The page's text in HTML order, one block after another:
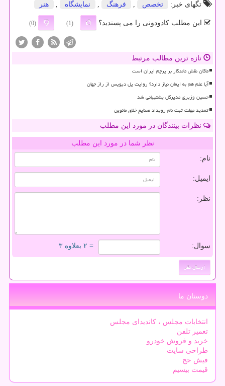
تگهای خبر:
تخصص , فرهنگ , نمایشگاه , هنر
این مطلب کادودونی را می پسندید؟ (1)
(0)
تازه ترین مطالب مرتبط
ماکان نقش ماندگار بر پرچم ایران است
آیا علم هم به ایمان نیاز دارد؟ روایت پل دیویس از راز جهان
حسین وزیری مدیرکل پشتیبانی شد
تمدید مهلت ثبت نام رویداد صنایع خلاق مانوین
نظرات بینندگان در مورد این مطلب
نظر شما در مورد این مطلب
نام:
ایمیل:
نظر:
سوال: = ۲ بعلاوه ۳
دوستان ما
انتخابات مجلس ، کاندیدای مجلس
تعمیر تلفن
خرید و فروش خودرو
طراحی سایت
فیش حج
قیمت بیسیم